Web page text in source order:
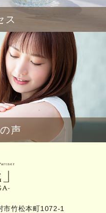
ス
声
市竹松本町1072-1